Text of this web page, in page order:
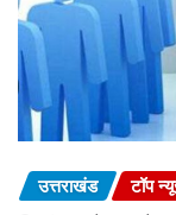
उत्तराखंड टॉप